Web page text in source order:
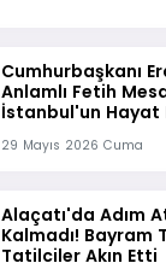
Cumhurbaşkanı
Anlamlı Fetih
İstanbul'un Hayat
29 Mayıs 2026 Cuma
Alaçatı'da Adım
Kalmadı! Bayram
Tatilciler Akın Etti